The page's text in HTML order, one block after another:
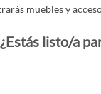
muebles y
¿Estás listo/a